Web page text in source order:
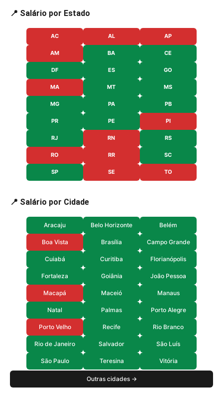
📍 Salário por Estado
AC AL AP
AM BA CE
DF ES GO
MA MT MS
MG PA PB
PR PE PI
RJ RN RS
RO RR SC
SP SE TO
📍 Salário por Cidade
Aracaju Belo Horizonte Belém
Boa Vista Brasília Campo Grande
Cuiabá Curitiba Florianópolis
Fortaleza Goiânia João Pessoa
Macapá Maceió Manaus
Natal Palmas Porto Alegre
Porto Velho Recife Rio Branco
Rio de Janeiro Salvador São Luís
São Paulo Teresina Vitória
Outras cidades →